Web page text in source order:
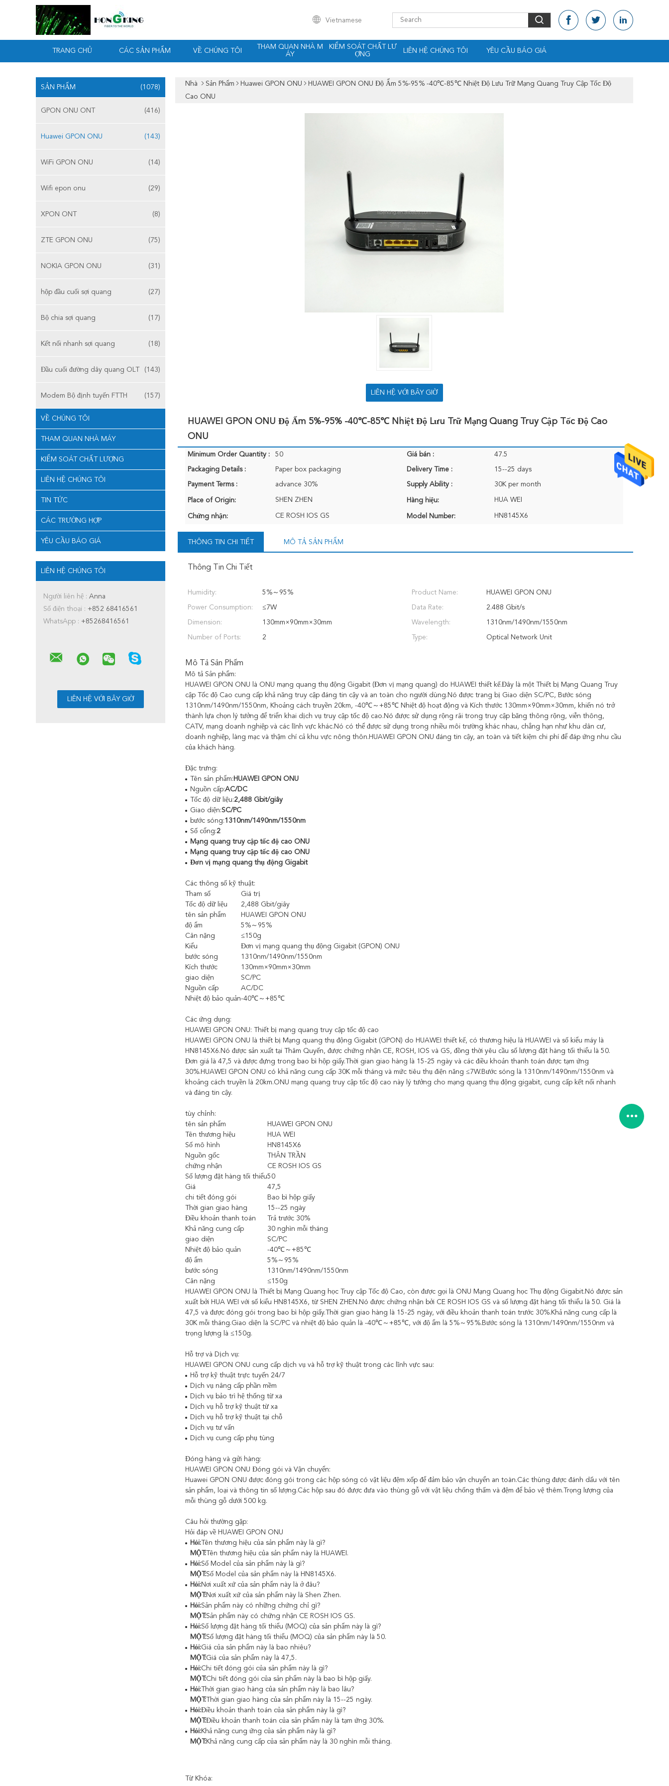
Vietnamese
TRANG CHỦ CÁC SẢN PHẨM VỀ CHÚNG TÔI
THAM QUAN NHÀ M
ÁY
KIỂM SOÁT CHẤT LƯ
ỢNG
LIÊN HỆ CHÚNG TÔI YÊU CẦU BÁO GIÁ
SẢN PHẨM (1078)
GPON ONU ONT (416)
Huawei GPON ONU (143)
WiFi GPON ONU (14)
Wifi epon onu (29)
XPON ONT (8)
ZTE GPON ONU (75)
NOKIA GPON ONU (31)
hộp đầu cuối sợi quang (27)
Bộ chia sợi quang (17)
Kết nối nhanh sợi quang (18)
Đầu cuối đường dây quang OLT (143)
Modem Bộ định tuyến FTTH (157)
VỀ CHÚNG TÔI
THAM QUAN NHÀ MÁY
KIỂM SOÁT CHẤT LƯỢNG
LIÊN HỆ CHÚNG TÔI
TIN TỨC
CÁC TRƯỜNG HỢP
YÊU CẦU BÁO GIÁ
LIÊN HỆ CHÚNG TÔI
Người liên hệ : Anna
Số điện thoại : +852 68416561
WhatsApp : +85268416561
Nhà Sản Phẩm Huawei GPON ONU
HUAWEI GPON ONU Độ Ẩm 5%-95% -40℃-85℃ Nhiệt Độ Lưu Trữ Mạng Quang Truy Cập Tốc Độ
Cao ONU
LIÊN HỆ VỚI BÂY GIỜ
HUAWEI GPON ONU Độ Ẩm 5%-95% -40℃-85℃ Nhiệt Độ Lưu Trữ Mạng Quang Truy Cập Tốc Độ Cao
ONU
Minimum Order Quantity : 50 Giá bán : 47.5
Packaging Details : Paper box packaging Delivery Time : 15--25 days
Payment Terms : advance 30% Supply Ability : 30K per month
Place of Origin: SHEN ZHEN Hàng hiệu: HUA WEI
Chứng nhận: CE ROSH IOS GS Model Number: HN8145X6
THÔNG TIN CHI TIẾT MÔ TẢ SẢN PHẨM
Thông Tin Chi Tiết
Humidity: 5%～95% Product Name: HUAWEI GPON ONU
Power Consumption: ≤7W Data Rate: 2.488 Gbit/s
Dimension: 130mm×90mm×30mm Wavelength: 1310nm/1490nm/1550nm
Number of Ports: 2 Type: Optical Network Unit
Mô Tả Sản Phẩm
Mô tả Sản phẩm:
HUAWEI GPON ONU là ONU mạng quang thụ động Gigabit (Đơn vị mạng quang) do HUAWEI thiết kế.Đây là một Thiết bị Mạng Quang Truy
cập Tốc độ Cao cung cấp khả năng truy cập đáng tin cậy và an toàn cho người dùng.Nó được trang bị Giao diện SC/PC, Bước sóng
1310nm/1490nm/1550nm, Khoảng cách truyền 20km, -40℃～+85℃ Nhiệt độ hoạt động và Kích thước 130mm×90mm×30mm, khiến nó trở
thành lựa chọn lý tưởng để triển khai dịch vụ truy cập tốc độ cao.Nó được sử dụng rộng rãi trong truy cập băng thông rộng, viễn thông,
CATV, mạng doanh nghiệp và các lĩnh vực khác.Nó có thể được sử dụng trong nhiều môi trường khác nhau, chẳng hạn như khu dân cư,
doanh nghiệp, làng mạc và thậm chí cả khu vực nông thôn.HUAWEI GPON ONU đáng tin cậy, an toàn và tiết kiệm chi phí để đáp ứng nhu cầu
của khách hàng.
Đặc trưng:
Tên sản phẩm: HUAWEI GPON ONU
Nguồn cấp:AC/DC
Tốc độ dữ liệu:2,488 Gbit/giây
Giao diện:SC/PC
bước sóng:1310nm/1490nm/1550nm
Số cổng:2
Mạng quang truy cập tốc độ cao ONU
Mạng quang truy cập tốc độ cao ONU
Đơn vị mạng quang thụ động Gigabit
Các thông số kỹ thuật:
Tham số
Giá trị
Tốc độ dữ liệu
2,488 Gbit/giây
tên sản phẩm
HUAWEI GPON ONU
độ ẩm
5%～95%
Cân nặng
≤150g
Kiểu
Đơn vị mạng quang thụ động Gigabit (GPON) ONU
bước sóng
1310nm/1490nm/1550nm
Kích thước
130mm×90mm×30mm
giao diện
SC/PC
Nguồn cấp
AC/DC
Nhiệt độ bảo quản-40℃～+85℃
Các ứng dụng:
HUAWEI GPON ONU: Thiết bị mạng quang truy cập tốc độ cao
HUAWEI GPON ONU là thiết bị Mạng quang thụ động Gigabit (GPON) do HUAWEI thiết kế, có thương hiệu là HUAWEI và số kiểu máy là
HN8145X6.Nó được sản xuất tại Thâm Quyến, được chứng nhận CE, ROSH, IOS và GS, đồng thời yêu cầu số lượng đặt hàng tối thiểu là 50.
Đơn giá là 47,5 và được đựng trong bao bì hộp giấy.Thời gian giao hàng là 15-25 ngày và các điều khoản thanh toán được tạm ứng
30%.HUAWEI GPON ONU có khả năng cung cấp 30K mỗi tháng và mức tiêu thụ điện năng ≤7W.Bước sóng là 1310nm/1490nm/1550nm và
khoảng cách truyền là 20km.ONU mạng quang truy cập tốc độ cao này lý tưởng cho mạng quang thụ động gigabit, cung cấp kết nối nhanh
và đáng tin cậy.
tùy chỉnh:
tên sản phẩm
HUAWEI GPON ONU
Tên thương hiệu
HUA WEI
Số mô hình
HN8145X6
Nguồn gốc
THÂN TRẦN
chứng nhận
CE ROSH IOS GS
Số lượng đặt hàng tối thiểu50
Giá
47,5
chi tiết đóng gói
Bao bì hộp giấy
Thời gian giao hàng
15--25 ngày
Điều khoản thanh toán
Trả trước 30%
Khả năng cung cấp
30 nghìn mỗi tháng
giao diện
SC/PC
Nhiệt độ bảo quản
-40℃～+85℃
độ ẩm
5%～95%
bước sóng
1310nm/1490nm/1550nm
Cân nặng
≤150g
HUAWEI GPON ONU là Thiết bị Mạng Quang học Truy cập Tốc độ Cao, còn được gọi là ONU Mạng Quang học Thụ động Gigabit.Nó được sản
xuất bởi HUA WEI với số kiểu HN8145X6, từ SHEN ZHEN.Nó được chứng nhận bởi CE ROSH IOS GS và số lượng đặt hàng tối thiểu là 50. Giá là
47,5 và được đóng gói trong bao bì hộp giấy.Thời gian giao hàng là 15-25 ngày, với điều khoản thanh toán trước 30%.Khả năng cung cấp là
30K mỗi tháng.Giao diện là SC/PC và nhiệt độ bảo quản là -40℃～+85℃, với độ ẩm là 5%～95%.Bước sóng là 1310nm/1490nm/1550nm và
trọng lượng là ≤150g.
Hỗ trợ và Dịch vụ:
HUAWEI GPON ONU cung cấp dịch vụ và hỗ trợ kỹ thuật trong các lĩnh vực sau:
Hỗ trợ kỹ thuật trực tuyến 24/7
Dịch vụ nâng cấp phần mềm
Dịch vụ bảo trì hệ thống từ xa
Dịch vụ hỗ trợ kỹ thuật từ xa
Dịch vụ hỗ trợ kỹ thuật tại chỗ
Dịch vụ tư vấn
Dịch vụ cung cấp phụ tùng
Đóng hàng và gửi hàng:
HUAWEI GPON ONU Đóng gói và Vận chuyển:
Huawei GPON ONU được đóng gói trong các hộp sóng có vật liệu đệm xốp để đảm bảo vận chuyển an toàn.Các thùng được đánh dấu với tên
sản phẩm, loại và thông tin số lượng.Các hộp sau đó được đưa vào thùng gỗ với vật liệu chống thấm và đệm để bảo vệ thêm.Trọng lượng của
mỗi thùng gỗ dưới 500 kg.
Câu hỏi thường gặp:
Hỏi đáp về HUAWEI GPON ONU
Hỏi: Tên thương hiệu của sản phẩm này là gì?
MỘT: Tên thương hiệu của sản phẩm này là HUAWEI.
Hỏi:Số Model của sản phẩm này là gì?
MỘT:Số Model của sản phẩm này là HN8145X6.
Hỏi:Nơi xuất xứ của sản phẩm này là ở đâu?
MỘT:Nơi xuất xứ của sản phẩm này là Shen Zhen.
Hỏi:Sản phẩm này có những chứng chỉ gì?
MỘT:Sản phẩm này có chứng nhận CE ROSH IOS GS.
Hỏi:Số lượng đặt hàng tối thiểu (MOQ) của sản phẩm này là gì?
MỘT:Số lượng đặt hàng tối thiểu (MOQ) của sản phẩm này là 50.
Hỏi:Giá của sản phẩm này là bao nhiêu?
MỘT:Giá của sản phẩm này là 47,5.
Hỏi:Chi tiết đóng gói của sản phẩm này là gì?
MỘT:Chi tiết đóng gói của sản phẩm này là bao bì hộp giấy.
Hỏi: Thời gian giao hàng của sản phẩm này là bao lâu?
MỘT: Thời gian giao hàng của sản phẩm này là 15--25 ngày.
Hỏi:Điều khoản thanh toán của sản phẩm này là gì?
MỘT:Điều khoản thanh toán của sản phẩm này là tạm ứng 30%.
Hỏi:Khả năng cung ứng của sản phẩm này là gì?
MỘT:Khả năng cung cấp của sản phẩm này là 30 nghìn mỗi tháng.
Từ Khóa: